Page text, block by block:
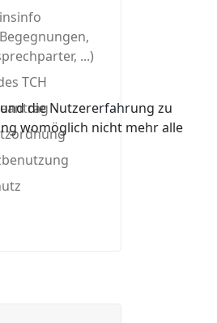
...)
TCH
die Nutzererfahrung zu
womöglich nicht mehr alle